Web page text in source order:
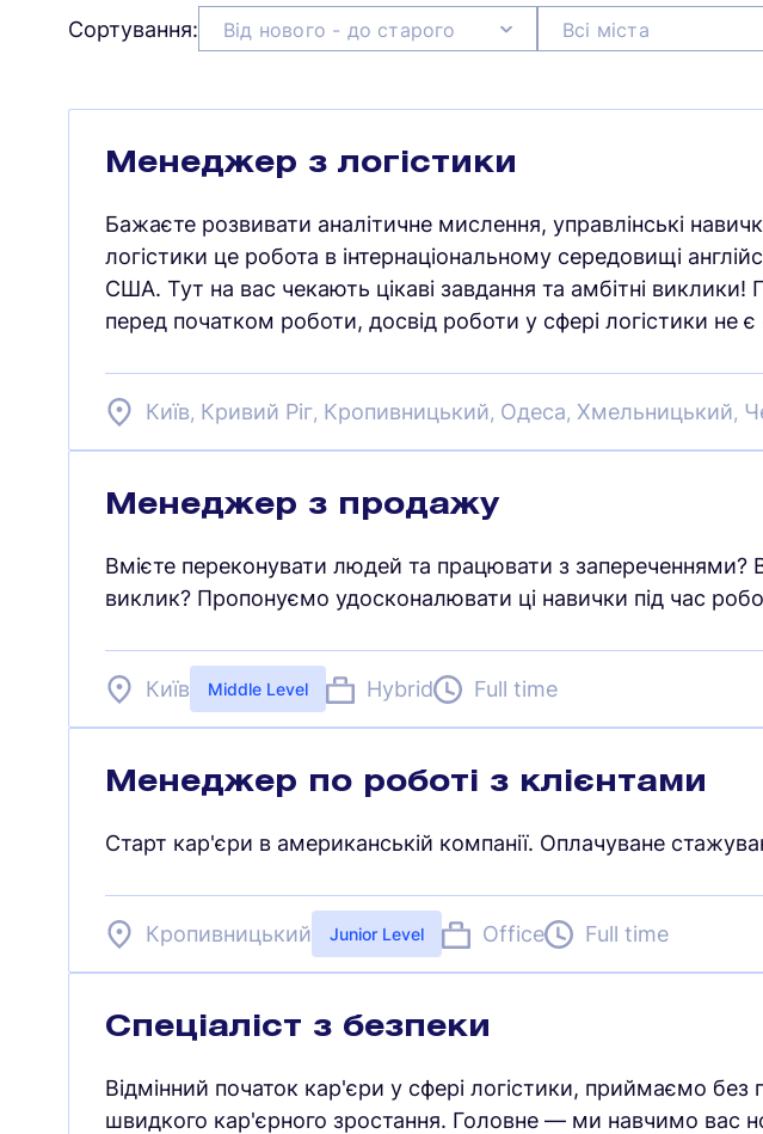
Сортування: Від нового - до старого Всі міста
Менеджер з логістики
Бажаєте розвивати аналітичне мислення, управлінські
логістики це робота в інтернаціональному середовищі
США. Тут на вас чекають цікаві завдання та амбітні
перед початком роботи, досвід роботи у сфері логістики не
Київ, Кривий Ріг, Кропивницький, Одеса, Хмельницький,
Менеджер з продажу
Вмієте переконувати людей та працювати з запереченнями?
виклик? Пропонуємо удосконалювати ці навички під час
Київ Middle Level Hybrid Full time
Менеджер по роботі з клієнтами
Старт кар'єри в американській компанії. Оплачуване
Кропивницький Junior Level Office Full time
Спеціаліст з безпеки
Відмінний початок кар'єри у сфері логістики, приймаємо
швидкого кар'єрного зростання. Головне — ми навчимо вас